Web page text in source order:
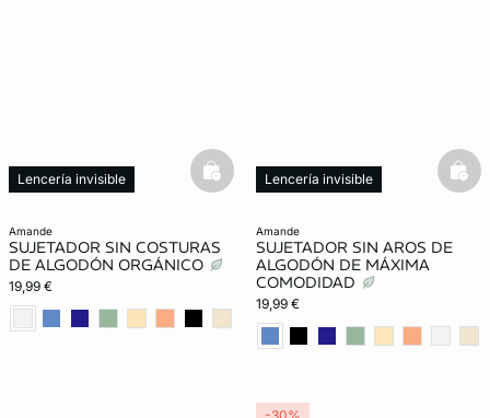
amande
SUJETADOR SIN COSTURAS
DE ALGODÓN ORGÁNICO
19,99 €
Lencería invisible basketfull
amande
SUJETADOR SIN AROS DE
ALGODÓN DE MÁXIMA
COMODIDAD
19,99 €
Lencería invisible